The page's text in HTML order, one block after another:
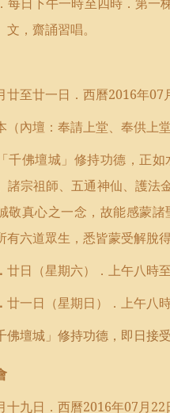
文，齋誦習唱。
廿至廿一日 ．西曆2016年07
（內壇 ： 奉請上堂、奉供上
千佛壇城」 修持功德， 正如
諸宗祖師、五通神仙、護法
敬真心之一念，故能感蒙
有六道眾生，悉皆蒙受解脫
廿日（星期六）． 上午八時
廿一日（星期日 ）． 上午八
佛壇城」修持功德，即日接
十九日．西曆2016年07月22